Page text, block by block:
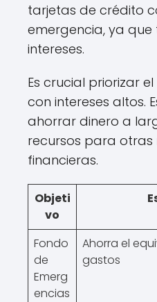
tarjetas de crédito
emergencia, ya que
intereses.
Es crucial priorizar
con intereses altos.
ahorrar dinero a
recursos para otras
financieras.
Objeti
vo
Fondo
de
Emerg
encias
Ahorra el
gastos